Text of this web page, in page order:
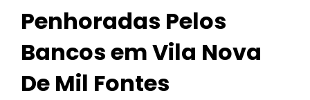
Penhoradas Pelos
Bancos em Vila Nova
De Mil Fontes